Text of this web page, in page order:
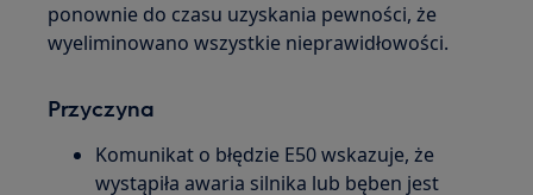
ponownie do czasu uzyskania pewności, że
wyeliminowano wszystkie nieprawidłowości.
Przyczyna
Komunikat o błędzie E50 wskazuje, że
wystąpiła awaria silnika lub bęben jest